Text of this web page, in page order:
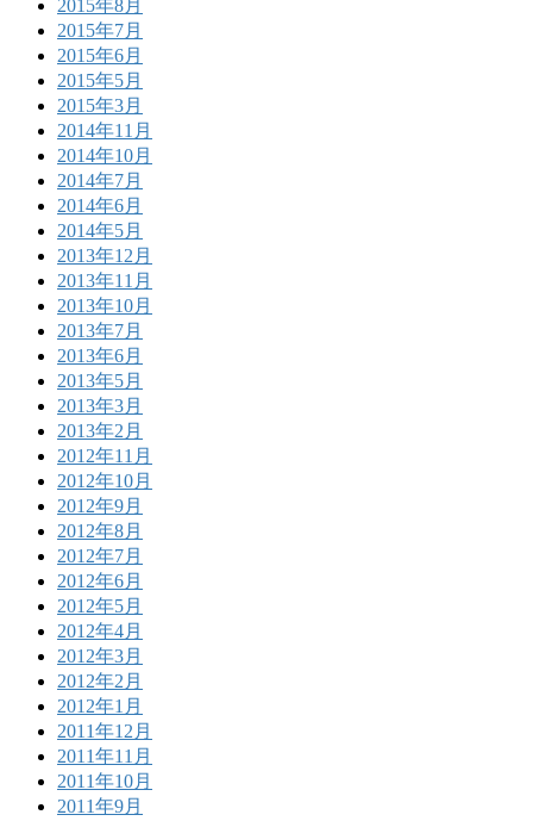
2015年8月
2015年7月
2015年6月
2015年5月
2015年3月
2014年11月
2014年10月
2014年7月
2014年6月
2014年5月
2013年12月
2013年11月
2013年10月
2013年7月
2013年6月
2013年5月
2013年3月
2013年2月
2012年11月
2012年10月
2012年9月
2012年8月
2012年7月
2012年6月
2012年5月
2012年4月
2012年3月
2012年2月
2012年1月
2011年12月
2011年11月
2011年10月
2011年9月